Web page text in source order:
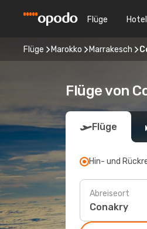
Flüge
Flüge Marokko Marrakesch
Flüge von
Flüge
Hin- und
Abreiseort